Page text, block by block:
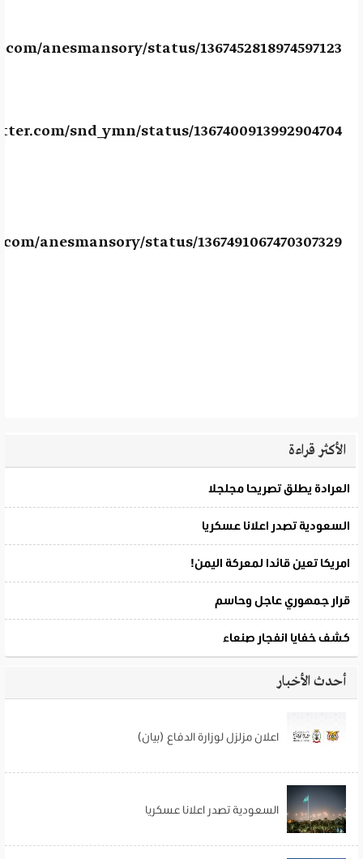
anesmansory/status/1367452818974597123
snd_ymn/status/1367400913992904704
anesmansory/status/1367491067470307329
الأكثر قراءة
أحدث الأخبار
اعلان مزلزل لوزارة الدفاع (بيان)
السعودية تصدر اعلانا عسكريا